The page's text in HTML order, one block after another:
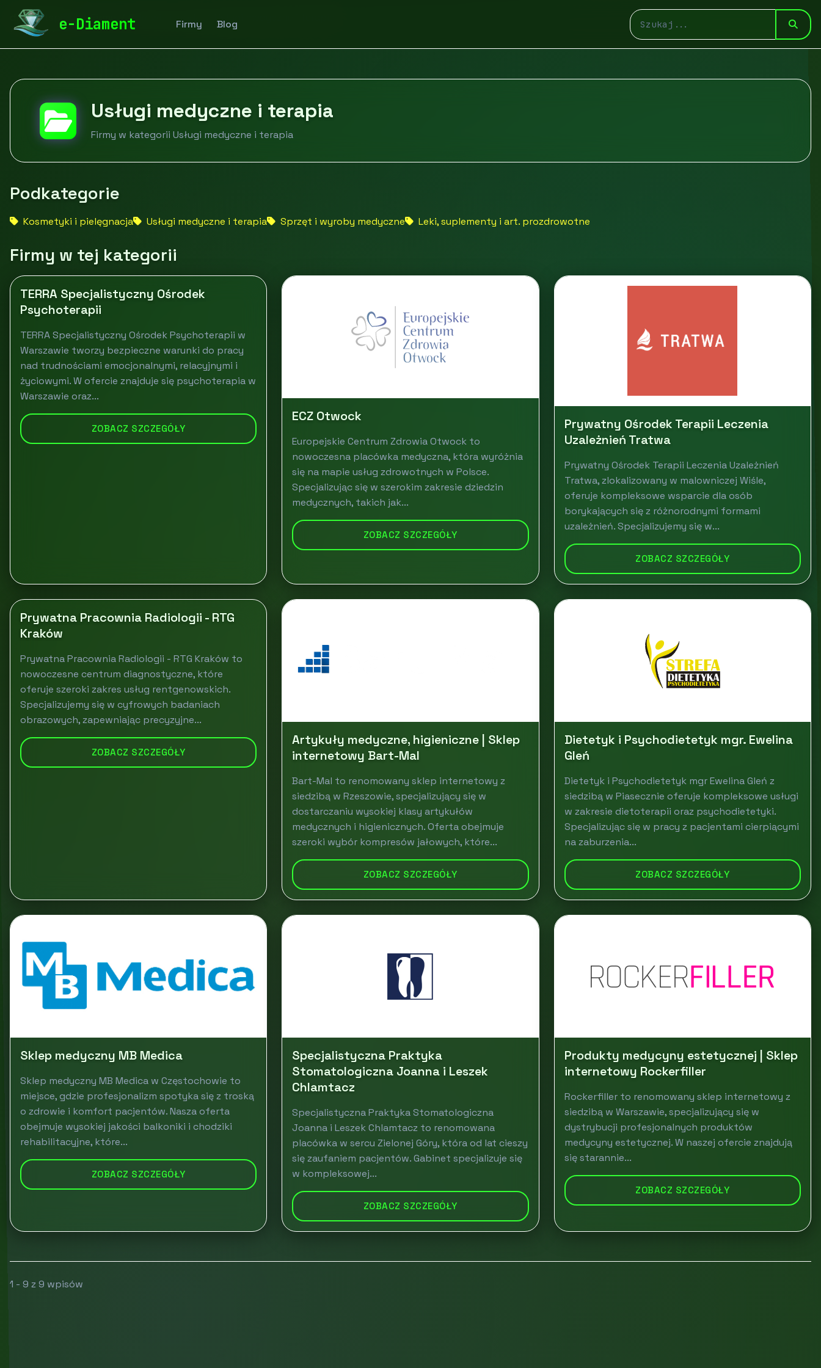
e-Diament Firmy Blog
diamentspa.pl Zdrowie i uroda
Usługi medyczne i terapia
Firmy w kategorii Usługi medyczne i terapia
Podkategorie
Kosmetyki i pielęgnacja Usługi medyczne i terapia Sprzęt i wyroby medyczne Leki, suplementy i art. prozdrowotne
Firmy w tej kategorii
TERRA Specjalistyczny Ośrodek
Psychoterapii
TERRA Specjalistyczny Ośrodek Psychoterapii w
Warszawie tworzy bezpieczne warunki do pracy
nad trudnościami emocjonalnymi, relacyjnymi i
życiowymi. W ofercie znajduje się psychoterapia w
Warszawie oraz...
ZOBACZ SZCZEGÓŁY
ECZ Otwock
Europejskie Centrum Zdrowia Otwock to
nowoczesna placówka medyczna, która wyróżnia
się na mapie usług zdrowotnych w Polsce.
Specjalizując się w szerokim zakresie dziedzin
medycznych, takich jak...
ZOBACZ SZCZEGÓŁY
Prywatny Ośrodek Terapii Leczenia
Uzależnień Tratwa
Prywatny Ośrodek Terapii Leczenia Uzależnień
Tratwa, zlokalizowany w malowniczej Wiśle,
oferuje kompleksowe wsparcie dla osób
borykających się z różnorodnymi formami
uzależnień. Specjalizujemy się w...
ZOBACZ SZCZEGÓŁY
Prywatna Pracownia Radiologii - RTG
Kraków
Prywatna Pracownia Radiologii - RTG Kraków to
nowoczesne centrum diagnostyczne, które
oferuje szeroki zakres usług rentgenowskich.
Specjalizujemy się w cyfrowych badaniach
obrazowych, zapewniając precyzyjne...
ZOBACZ SZCZEGÓŁY
Artykuły medyczne, higieniczne | Sklep
internetowy Bart-Mal
Bart-Mal to renomowany sklep internetowy z
siedzibą w Rzeszowie, specjalizujący się w
dostarczaniu wysokiej klasy artykułów
medycznych i higienicznych. Oferta obejmuje
szeroki wybór kompresów jałowych, które...
ZOBACZ SZCZEGÓŁY
Dietetyk i Psychodietetyk mgr. Ewelina
Gleń
Dietetyk i Psychodietetyk mgr Ewelina Gleń z
siedzibą w Piasecznie oferuje kompleksowe usługi
w zakresie dietoterapii oraz psychodietetyki.
Specjalizując się w pracy z pacjentami cierpiącymi
na zaburzenia...
ZOBACZ SZCZEGÓŁY
Sklep medyczny MB Medica
Sklep medyczny MB Medica w Częstochowie to
miejsce, gdzie profesjonalizm spotyka się z troską
o zdrowie i komfort pacjentów. Nasza oferta
obejmuje wysokiej jakości balkoniki i chodziki
rehabilitacyjne, które...
ZOBACZ SZCZEGÓŁY
Specjalistyczna Praktyka
Stomatologiczna Joanna i Leszek
Chlamtacz
Specjalistyczna Praktyka Stomatologiczna
Joanna i Leszek Chlamtacz to renomowana
placówka w sercu Zielonej Góry, która od lat cieszy
się zaufaniem pacjentów. Gabinet specjalizuje się
w kompleksowej...
ZOBACZ SZCZEGÓŁY
Produkty medycyny estetycznej | Sklep
internetowy Rockerfiller
Rockerfiller to renomowany sklep internetowy z
siedzibą w Warszawie, specjalizujący się w
dystrybucji profesjonalnych produktów
medycyny estetycznej. W naszej ofercie znajdują
się starannie...
ZOBACZ SZCZEGÓŁY
1 - 9 z 9 wpisów